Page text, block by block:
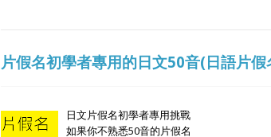
片假名初學者專用的日文50音(日語片
日文片假名初學者專用挑戰
如果你不熟悉50音的片假名